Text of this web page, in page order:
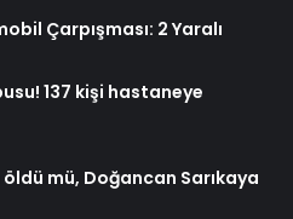
Çarpışması: 2 Yaralı
137 kişi hastaneye
mü, Doğancan Sarıkaya